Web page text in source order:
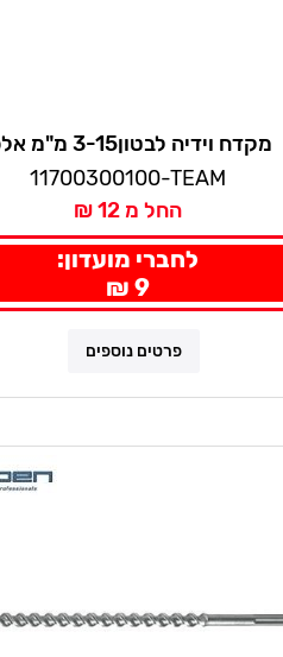
מקדח וידיה לבטון3-15 מ"מ אלפן
11700300100-TEAM
החל מ 12 ₪
לחברי מועדון:
9 ₪
פרטים נוספים